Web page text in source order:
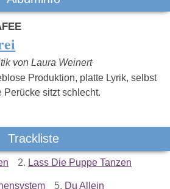
von Laura Weinert
Produktion, platte Lyrik, selbst
Perücke sitzt schlecht.
Trackliste
2. Lass Die Puppe Tanzen
5. Du Allein